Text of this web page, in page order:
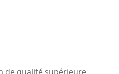
de qualité supérieure,